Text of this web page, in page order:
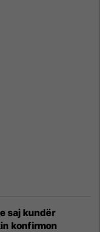
saj kundër
konfirmon